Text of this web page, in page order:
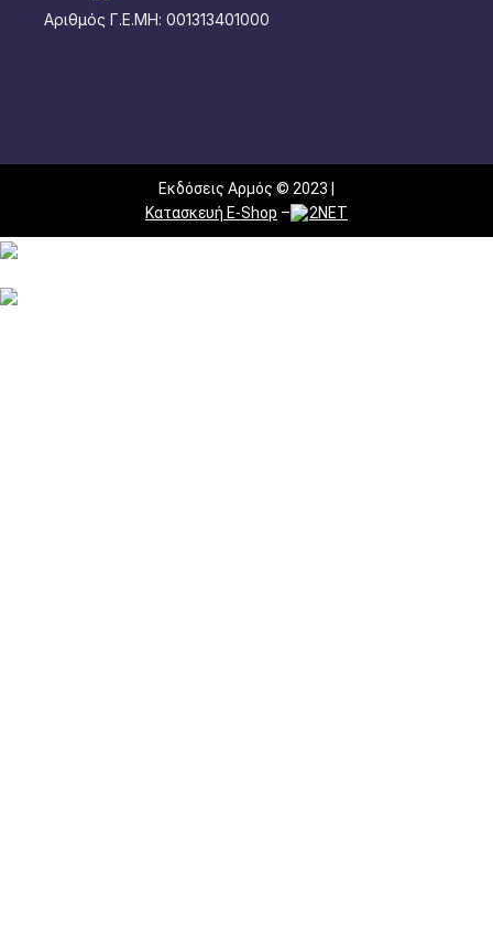
Αριθμός Γ.Ε.ΜΗ: 001313401000
Εκδόσεις Αρμός © 2023 |
Κατασκευή E-Shop – 2NET